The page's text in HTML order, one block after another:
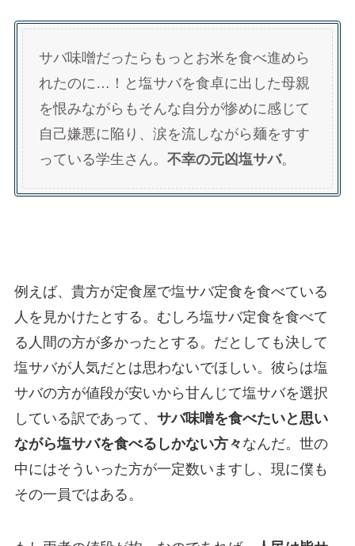
サバ味噌だったらもっとお米を食べ進めら
れたのに…！と塩サバを食卓に出した母親
を恨みながらもそんな自分が惨めに感じて
自己嫌悪に陥り、涙を流しながら麺をすす
っている学生さん。 不幸の元凶塩サバ。
例えば、貴方が定食屋で塩サバ定食を食べている
人を見かけたとする。むしろ塩サバ定食を食べて
る人間の方が多かったとする。だとしても決して
塩サバが人気だとは思わないでほしい。彼らは塩
サバの方が値段が安いから甘んじて塩サバを選択
している訳であって、 サバ味噌を食べたいと思い
ながら塩サバを食べるしかない方々 なんだ。世の
中にはそういった方が一定数いますし、現に僕も
その一員ではある。